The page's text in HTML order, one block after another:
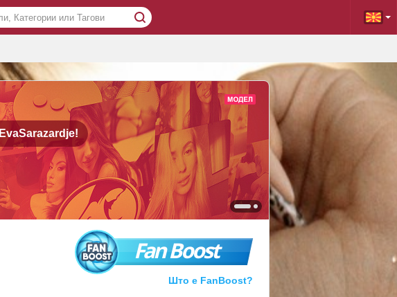
EvaSarazardje!
Fan Boost
Што е FanBoost?